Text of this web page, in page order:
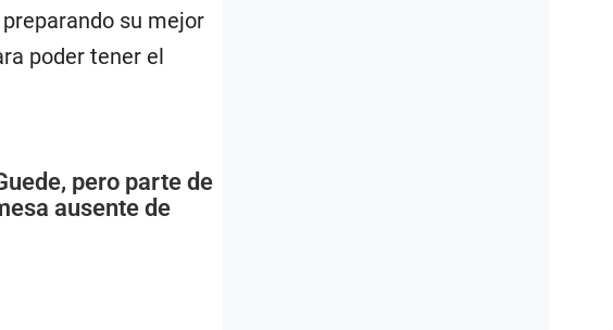
su mejor
poder tener el
pero parte de
ausente de